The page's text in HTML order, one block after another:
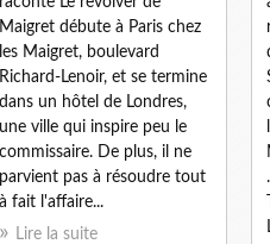
Maigret débute à Paris chez
les Maigret, boulevard
Richard-Lenoir, et se termine
dans un hôtel de Londres,
une ville qui inspire peu le
commissaire. De plus, il ne
parvient pas à résoudre tout
à fait l'affaire...
Lire la suite